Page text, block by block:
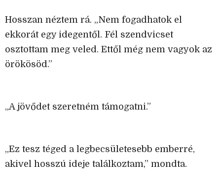
Hosszan néztem rá. „Nem fogadhatok el
ekkorát egy idegentől. Fél szendvicset
osztottam meg veled. Ettől még nem vagyok az
örökösöd.”
„A jövődet szeretném támogatni.”
„Ez tesz téged a legbecsületesebb emberré,
akivel hosszú ideje találkoztam,” mondta.